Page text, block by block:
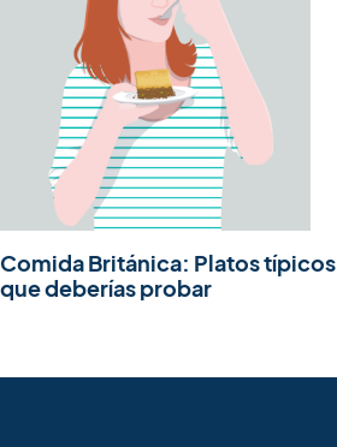
Comida Británica: Platos típicos
que deberías probar